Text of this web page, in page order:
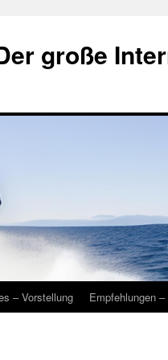
große
– Vorstellung Empfehlungen